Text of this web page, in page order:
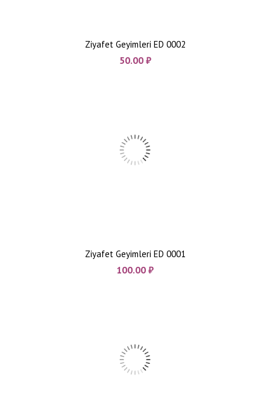
Ziyafet Geyimleri ED 0002
50.00 ₼
Ziyafet Geyimleri ED 0001
100.00 ₼